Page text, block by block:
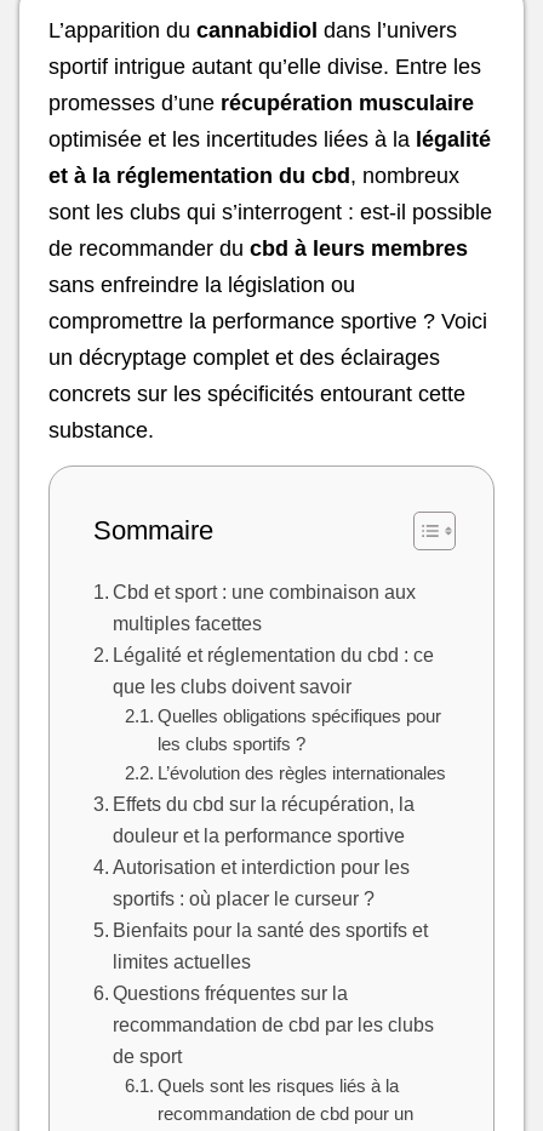
L’apparition du cannabidiol dans l’univers
sportif intrigue autant qu’elle divise. Entre les
promesses d’une récupération musculaire
optimisée et les incertitudes liées à la légalité
et à la réglementation du cbd , nombreux
sont les clubs qui s’interrogent : est-il possible
de recommander du cbd à leurs membres
sans enfreindre la législation ou
compromettre la performance sportive ? Voici
un décryptage complet et des éclairages
concrets sur les spécificités entourant cette
substance.
Sommaire
Cbd et sport : une combinaison aux
multiples facettes
Légalité et réglementation du cbd : ce
que les clubs doivent savoir
Quelles obligations spécifiques pour
les clubs sportifs ?
L’évolution des règles internationales
Effets du cbd sur la récupération, la
douleur et la performance sportive
Autorisation et interdiction pour les
sportifs : où placer le curseur ?
Bienfaits pour la santé des sportifs et
limites actuelles
Questions fréquentes sur la
recommandation de cbd par les clubs
de sport
Quels sont les risques liés à la
recommandation de cbd pour un